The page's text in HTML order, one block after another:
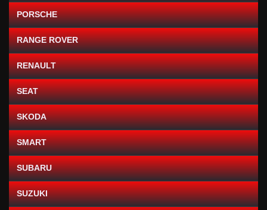
PORSCHE
RANGE ROVER
RENAULT
SEAT
SKODA
SMART
SUBARU
SUZUKI